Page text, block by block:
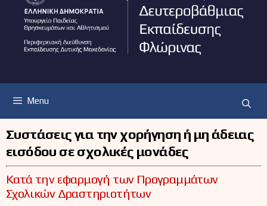
Menu
Συστάσεις για την χορήγηση ή μη άδειας
εισόδου σε σχολικές μονάδες
Κατά την εφαρμογή των Προγραμμάτων
Σχολικών Δραστηριοτήτων